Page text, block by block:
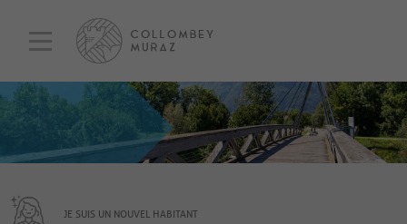
JE SUIS UN NOUVEL HABITANT